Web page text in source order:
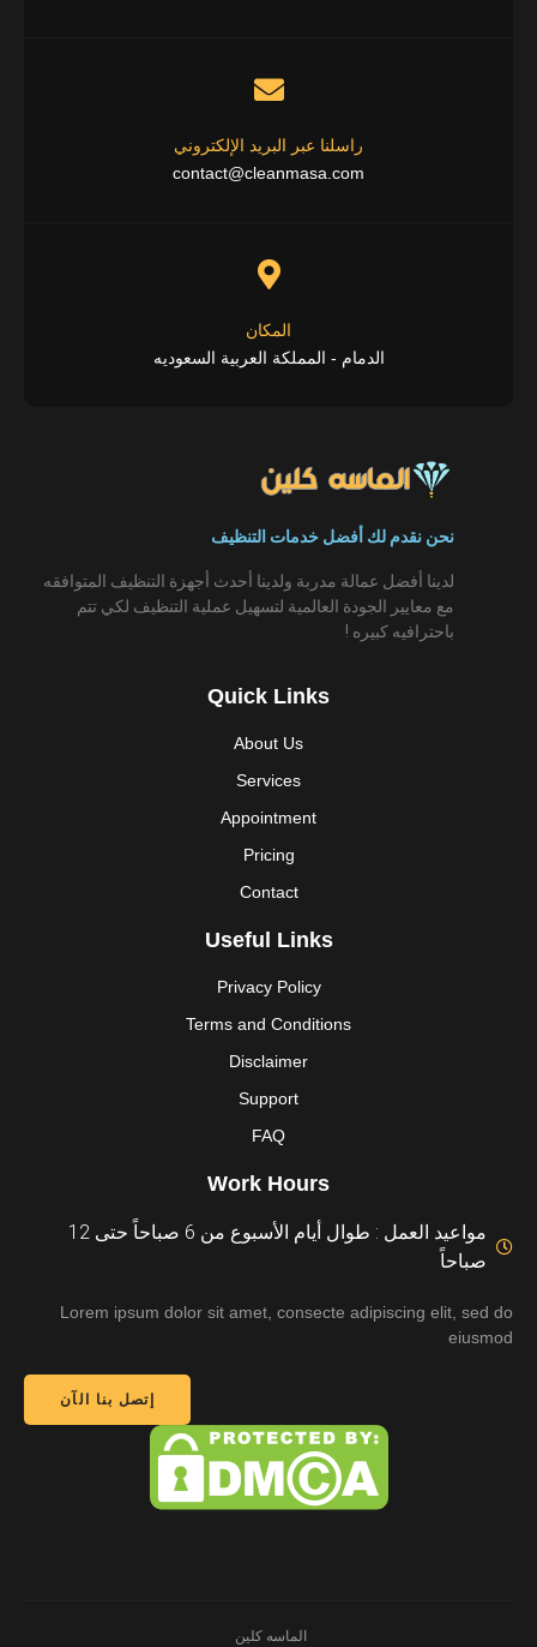
راسلنا عبر البريد الإلكتروني
contact@cleanmasa.com
المكان
الدمام - المملكة العربية السعوديه
نحن نقدم لك أفضل خدمات التنظيف
لدينا أفضل عمالة مدربة ولدينا أحدث أجهزة التنظيف المتوافقه
مع معايير الجودة العالمية لتسهيل عملية التنظيف لكي تتم
باحترافيه كبيره !
Quick Links
About Us
Services
Appointment
Pricing
Contact
Useful Links
Privacy Policy
Terms and Conditions
Disclaimer
Support
FAQ
Work Hours
مواعيد العمل : طوال أيام الأسبوع من 6 صباحاً حتى 12
صباحاً
Lorem ipsum dolor sit amet, consecte adipiscing elit, sed do
eiusmod
إتصل بنا الآن
الماسه كلين